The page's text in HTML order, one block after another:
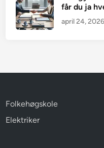
får du ja
april 24, 2026
Folkehøgskole
Elektriker